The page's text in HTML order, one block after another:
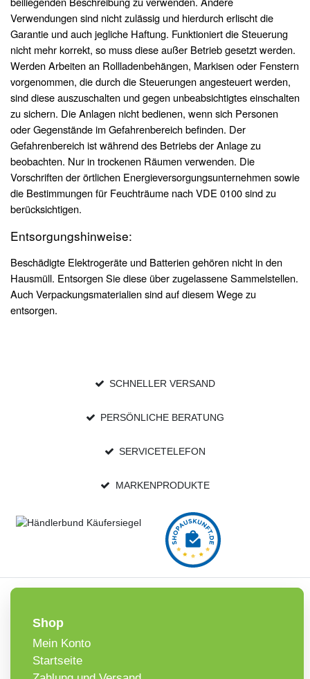
Verwendungen sind nicht zulässig und hierdurch erlischt die
Garantie und auch jegliche Haftung. Funktioniert die Steuerung
nicht mehr korrekt, so muss diese außer Betrieb gesetzt werden.
Werden Arbeiten an Rollladenbehängen, Markisen oder Fenstern
vorgenommen, die durch die Steuerungen angesteuert werden,
sind diese auszuschalten und gegen unbeabsichtigtes einschalten
zu sichern. Die Anlagen nicht bedienen, wenn sich Personen
oder Gegenstände im Gefahrenbereich befinden. Der
Gefahrenbereich ist während des Betriebs der Anlage zu
beobachten. Nur in trockenen Räumen verwenden. Die
Vorschriften der örtlichen Energieversorgungsunternehmen sowie
die Bestimmungen für Feuchträume nach VDE 0100 sind zu
berücksichtigen.
Entsorgungshinweise:
Beschädigte Elektrogeräte und Batterien gehören nicht in den
Hausmüll. Entsorgen Sie diese über zugelassene Sammelstellen.
Auch Verpackungsmaterialien sind auf diesem Wege zu
entsorgen.
SCHNELLER VERSAND
PERSÖNLICHE BERATUNG
SERVICETELEFON
MARKENPRODUKTE
Shop
Mein Konto
Startseite